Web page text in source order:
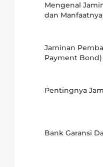
Mengenal
dan
Jaminan
Payment Bond)
Pentingnya
Bank Garansi